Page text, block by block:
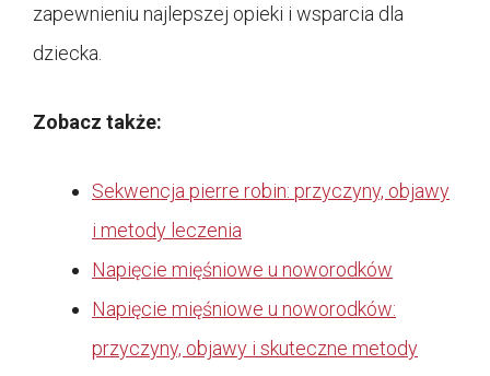
zapewnieniu najlepszej opieki i wsparcia dla
dziecka.
Zobacz także:
Sekwencja pierre robin: przyczyny, objawy
i metody leczenia
Napięcie mięśniowe u noworodków
Napięcie mięśniowe u noworodków:
przyczyny, objawy i skuteczne metody